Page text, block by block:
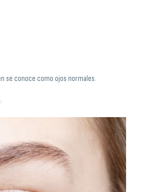
se conoce como ojos normales.